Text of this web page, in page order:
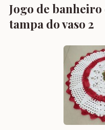
Jogo de
tampa do vaso 2